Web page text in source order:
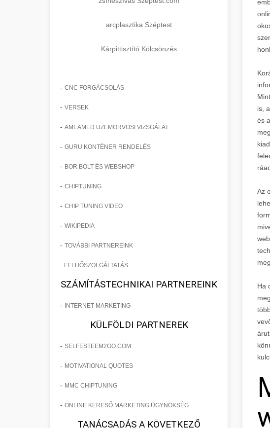
arcplasztika Széptest
Kárpittisztító Kölcsönzés
- CNC FORGÁCSOLÁS
- VERSEK
- AMEAMED ÜZEMORVOSI VIZSGÁLAT
- GURU KONTÉNER RENDELÉS
- BOR BOLT ÉS WEBSHOP
- CHIPTUNING
- CHIP TUNING VIDEO
- WIKIPEDIA
- TOVÁBBI PARTNEREINK
FELHŐSZOLGÁLTATÁS
SZÁMÍTÁSTECHNIKAI PARTNEREINK
- INTERNET MARKETING
KÜLFÖLDI PARTNEREK
- SELFESTEEM2GO.COM
- MOTIVATIONAL QUOTES
- MMC CHIPTUNING
- ONLINE KERESŐ MARKETING ÜGYNÖKSÉG
TANÁCSADÁS A KÖVETKEZŐ
is,
és
Az
Ha